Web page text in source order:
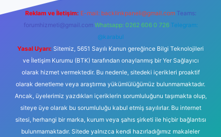
Reklam ve İletişim: E-mail: backlinkpaneli@gmail.com Teams:
forumhizmeti@gmail.com Whatsapp: 0262 606 0 726 Telegram:
@karabul
Yasal Uyarı: Sitemiz, 5651 Sayılı Kanun gereğince Bilgi Teknolojileri
ve İletişim Kurumu (BTK) tarafından onaylanmış bir Yer Sağlayıcı
olarak hizmet vermektedir. Bu nedenle, sitedeki içerikleri proaktif
olarak denetleme veya araştırma yükümlülüğümüz bulunmamaktadır.
Ancak, üyelerimiz yazdıkları içeriklerin sorumluluğunu taşımakta olup,
siteye üye olarak bu sorumluluğu kabul etmiş sayılırlar. Bu internet
sitesi, herhangi bir marka, kurum veya şahıs şirketi ile hiçbir bağlantısı
bulunmamaktadır. Sitede yalnızca kendi hazırladığımız makaleler